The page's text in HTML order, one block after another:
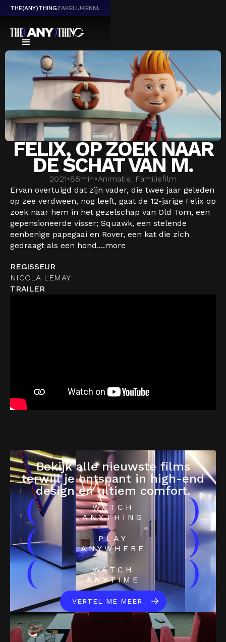
THE(ANY)THINGZAKELIJKENNL
FELIX, OP ZOEK NAAR
DE SCHAT VAN M.
2021•85min •Animatie, Familiefilm
Ervan overtuigd dat zijn vader, die twee jaar geleden
op zee verdween, nog leeft, gaat de 12-jarige Felix op
zoek naar hem in het gezelschap van Old Tom, een
gepensioneerde visser; Squawk, een stelende
eenbenige papegaai en Rover, een kat die zich
gedraagt als een hond....more
REGISSEUR
NICOLA LEMAY
TRAILER
Bekijk alle nieuwste films
terwijl je ontspant in high-end
design en ultiem comfort.
(
WATCH
ANYTHING
)
(
PLAY
ANYWHERE
)
(
WATCH
ANYTIME
)
VERTEL ME MEER